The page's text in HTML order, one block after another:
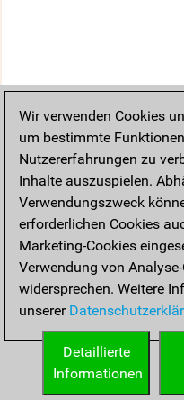
Wir verwenden Cookies
um bestimmte
Nutzererfahrungen zu
Inhalte auszuspielen.
Verwendungszweck
erforderlichen Cookies
Marketing-Cookies
Verwendung von
widersprechen. Weitere
unserer
Detaillierte
Informationen